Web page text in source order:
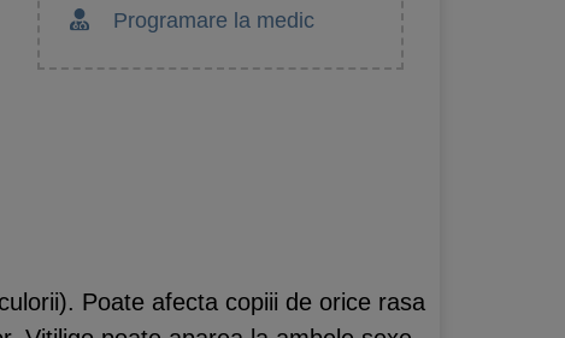
Programare la medic
Poate afecta copiii de orice rasa